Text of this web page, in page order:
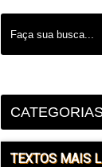
TEXTOS MAIS